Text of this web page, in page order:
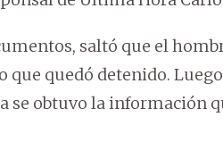
saltó que el
que quedó detenido.
se obtuvo la información